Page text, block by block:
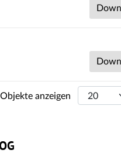
Objekte anzeigen